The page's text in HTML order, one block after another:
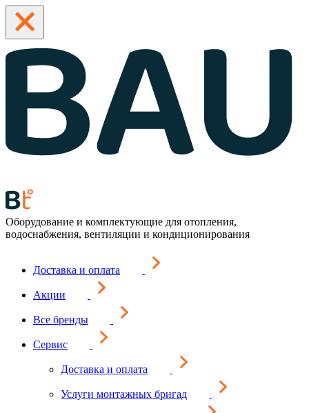
Оборудование и комплектующие для отопления,
водоснабжения, вентиляции и кондиционирования
Доставка и оплата
Акции
Все бренды
Сервис
Доставка и оплата
Услуги монтажных бригад